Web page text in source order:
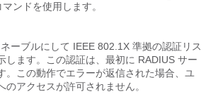
ンドを使用します。
ーブルにして IEEE 802.1X 準拠の認証リス
します。この認証は、最初に RADIUS サー
。この動作でエラーが返信された場合、ユ
のアクセスが許可されません。